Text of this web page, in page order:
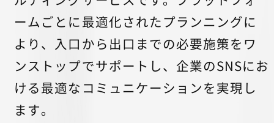
ームごとに最適化されたプランニングに
より、入口から出口までの必要施策をワ
ンストップでサポートし、企業のSNSにお
ける最適なコミュニケーションを実現し
ます。